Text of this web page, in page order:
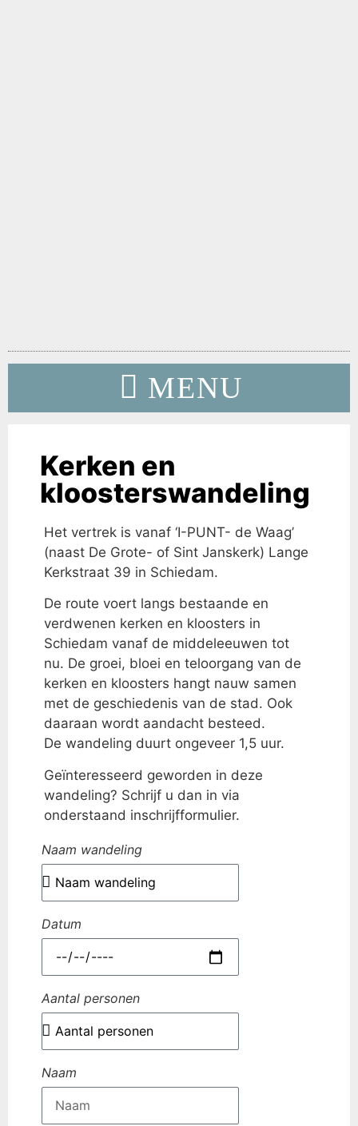
Kerken en
kloosterswandeling
Het vertrek is vanaf ‘I-PUNT- de Waag’
(naast De Grote- of Sint Janskerk) Lange
Kerkstraat 39 in Schiedam.
De route voert langs bestaande en
verdwenen kerken en kloosters in
Schiedam vanaf de middeleeuwen tot
nu. De groei, bloei en teloorgang van de
kerken en kloosters hangt nauw samen
met de geschiedenis van de stad. Ook
daaraan wordt aandacht besteed.
De wandeling duurt ongeveer 1,5 uur.
Geïnteresseerd geworden in deze
wandeling? Schrijf u dan in via
onderstaand inschrijfformulier.
Naam wandeling
Datum
Aantal personen
Naam